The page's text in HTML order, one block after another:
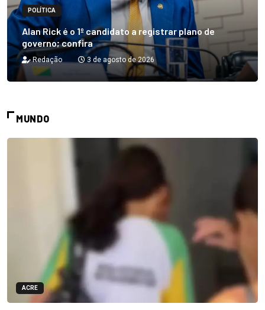
POLÍTICA
Alan Rick é o 1º candidato a registrar plano de
governo; confira
Redação 3 de agosto de 2026
MUNDO
ACRE